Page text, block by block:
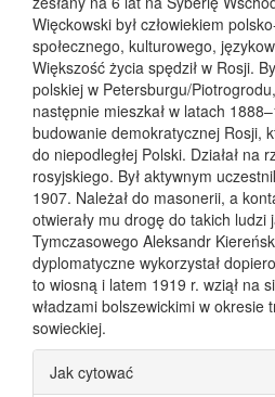
Więckowski był człowiekiem
społecznego, kulturowego,
Większość życia spędził w Rosji.
polskiej w Petersburgu/
następnie mieszkał w latach
budowanie demokratycznej Rosji,
do niepodległej Polski. Działał na
rosyjskiego. Był aktywnym
1907. Należał do masonerii, a
otwierały mu drogę do takich ludzi
Tymczasowego Aleksandr
dyplomatyczne wykorzystał
to wiosną i latem 1919 r. wziął na
władzami bolszewickimi w okresie
sowieckiej.
Article Details
Jak cytować